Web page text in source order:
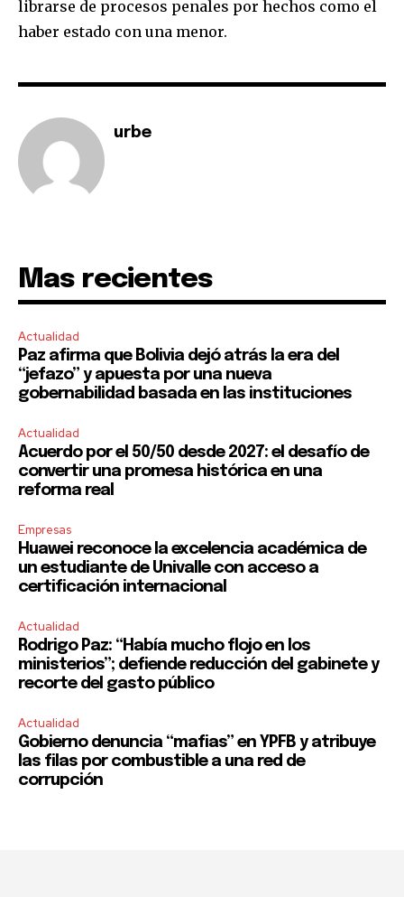
librarse de procesos penales por hechos como el
haber estado con una menor.
urbe
Mas recientes
Actualidad
Paz afirma que Bolivia dejó atrás la era del
“jefazo” y apuesta por una nueva
gobernabilidad basada en las instituciones
Actualidad
Acuerdo por el 50/50 desde 2027: el desafío de
convertir una promesa histórica en una
reforma real
Empresas
Huawei reconoce la excelencia académica de
un estudiante de Univalle con acceso a
certificación internacional
Actualidad
Rodrigo Paz: “Había mucho flojo en los
ministerios”; defiende reducción del gabinete y
recorte del gasto público
Actualidad
Gobierno denuncia “mafias” en YPFB y atribuye
las filas por combustible a una red de
corrupción